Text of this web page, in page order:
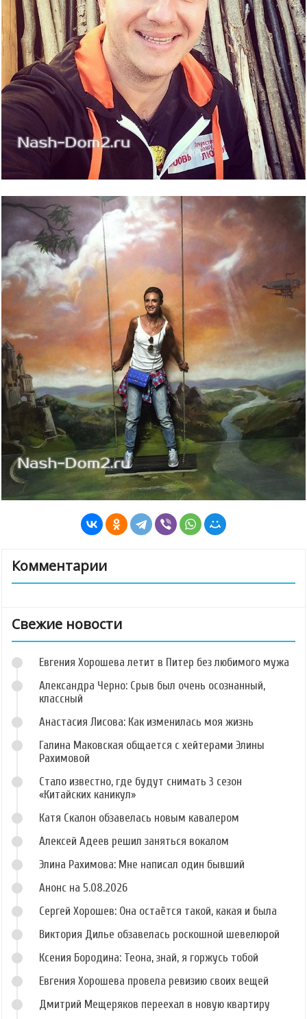
Комментарии
Свежие новости
Евгения Хорошева летит в Питер без любимого мужа
Александра Черно: Срыв был очень осознанный,
классный
Анастасия Лисова: Как изменилась моя жизнь
Галина Маковская общается с хейтерами Элины
Рахимовой
Стало известно, где будут снимать 3 сезон
«Китайских каникул»
Катя Скалон обзавелась новым кавалером
Алексей Адеев решил заняться вокалом
Элина Рахимова: Мне написал один бывший
Анонс на 5.08.2026
Сергей Хорошев: Она остаётся такой, какая и была
Виктория Дилье обзавелась роскошной шевелюрой
Ксения Бородина: Теона, знай, я горжусь тобой
Евгения Хорошева провела ревизию своих вещей
Дмитрий Мещеряков переехал в новую квартиру